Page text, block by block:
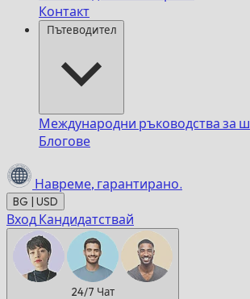
Контакт
Пътеводител
Международни ръководства за
Блогове
Навреме, гарантирано.
BG | USD
Вход Кандидатствай
24/7 Чат